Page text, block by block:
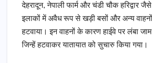
देहरादून, नेपाली फार्म और चंडी चौक हरिद्वार
इलाकों में अवैध रूप से खड़ी बसों और अन्य
हटवाया। इन वाहनों के कारण हाईवे पर लंबा
जिन्हें हटवाकर यातायात को सुचारु किया गया।